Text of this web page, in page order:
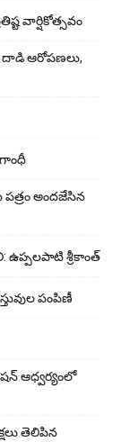
వార్షికోత్సవం
దాడి ఆరోపణలు,
గాంధీ
అందజేసిన
ఉప్పలపాటి శ్రీకాంత్
పంపిణీ
ఆధ్వర్యంలో
తెలిపిన